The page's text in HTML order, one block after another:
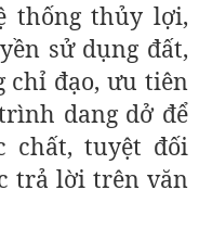
thống thủy lợi,
sử dụng đất,
chỉ đạo, ưu tiên
dang dở để
chất, tuyệt đối
trả lời trên văn